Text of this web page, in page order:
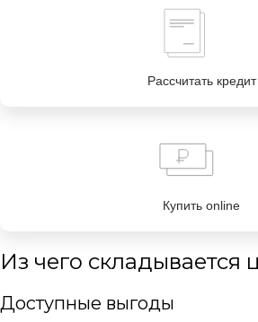
Рассчитать кредит
Купить online
Из чего складывается
Доступные выгоды